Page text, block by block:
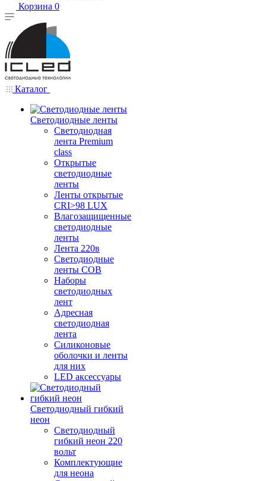
Корзина 0
Каталог
Светодиодные ленты
Светодиодная
лента Premium
class
Открытые
светодиодные
ленты
Ленты открытые
CRI>98 LUX
Влагозащищенные
светодиодные
ленты
Лента 220в
Светодиодные
ленты COB
Наборы
светодиодных
лент
Адресная
светодиодная
лента
Силиконовые
оболочки и ленты
для них
LED аксессуары
Светодиодный гибкий
неон
Светодиодный
гибкий неон 220
вольт
Комплектующие
для неона